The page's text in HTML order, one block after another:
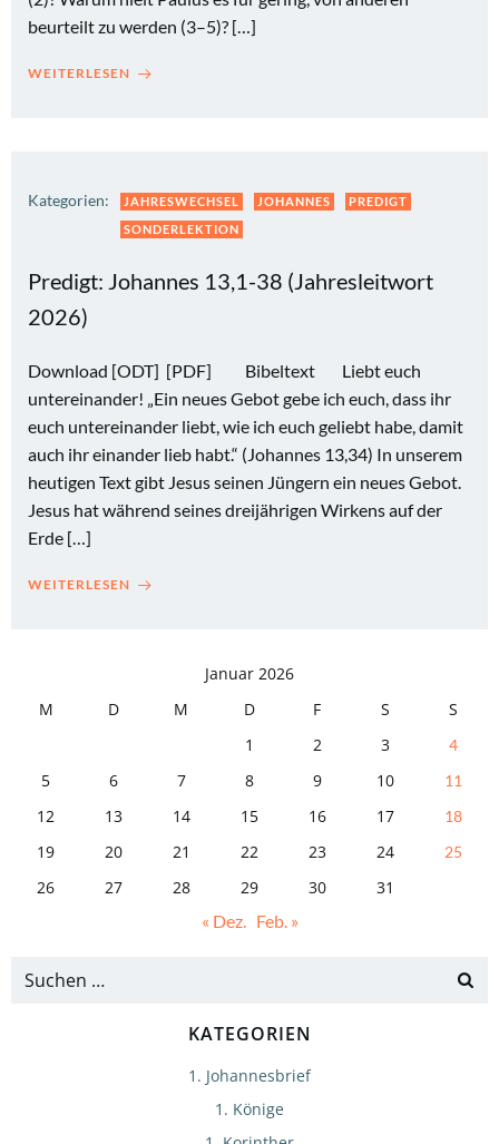
beurteilt zu werden (3–5)? […]
WEITERLESEN
Kategorien: JAHRESWECHSEL JOHANNES
PREDIGT
SONDERLEKTION
Predigt: Johannes 13,1-38 (Jahresleitwort
2026)
Download [ODT] [PDF] Bibeltext Liebt euch
untereinander! „Ein neues Gebot gebe ich euch, dass ihr
euch untereinander liebt, wie ich euch geliebt habe, damit
auch ihr einander lieb habt.“ (Johannes 13,34) In unserem
heutigen Text gibt Jesus seinen Jüngern ein neues Gebot.
Jesus hat während seines dreijährigen Wirkens auf der
Erde […]
WEITERLESEN
Januar 2026
M
D M D F S
S
1
2 3 4
5 6 7 8 9 10 11
12 13 14 15 16 17 18
19 20 21 22 23 24 25
26 27 28 29 30
31
« Dez. Feb. »
KATEGORIEN
1. Johannesbrief
1. Könige